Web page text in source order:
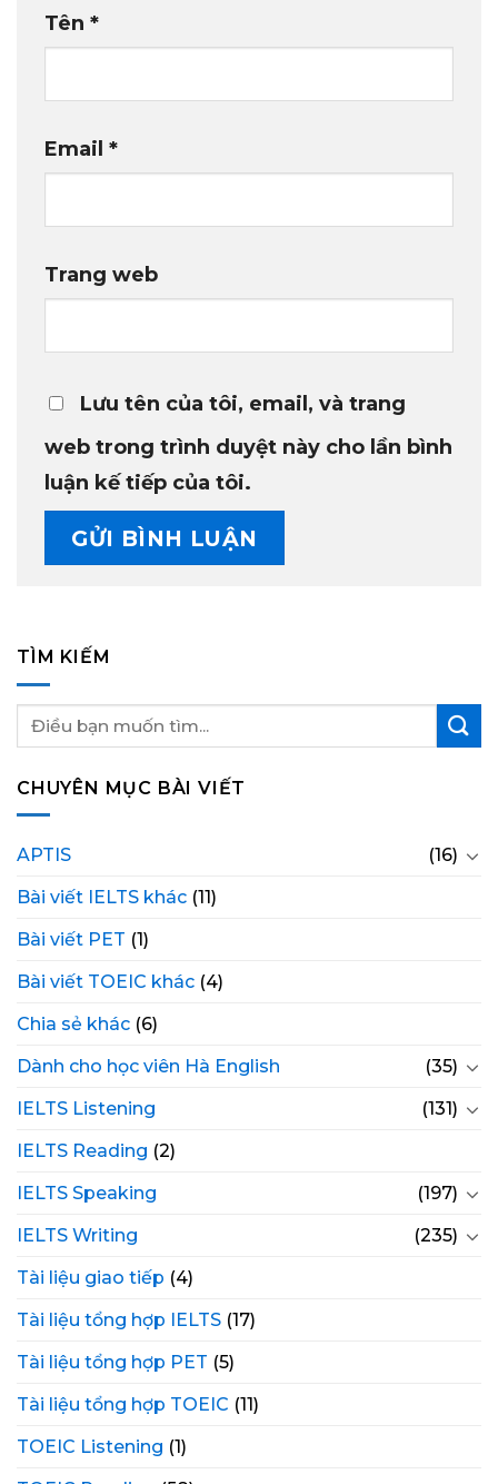
Tên *
Email *
Trang web
Lưu tên của tôi, email, và trang
web trong trình duyệt này cho lần bình
luận kế tiếp của tôi.
TÌM KIẾM
CHUYÊN MỤC BÀI VIẾT
APTIS
(16)
Bài viết IELTS khác (11)
Bài viết PET (1)
Bài viết TOEIC khác (4)
Chia sẻ khác (6)
Dành cho học viên Hà English
(35)
IELTS Listening
(131)
IELTS Reading (2)
IELTS Speaking
(197)
IELTS Writing
(235)
Tài liệu giao tiếp (4)
Tài liệu tổng hợp IELTS (17)
Tài liệu tổng hợp PET (5)
Tài liệu tổng hợp TOEIC (11)
TOEIC Listening (1)